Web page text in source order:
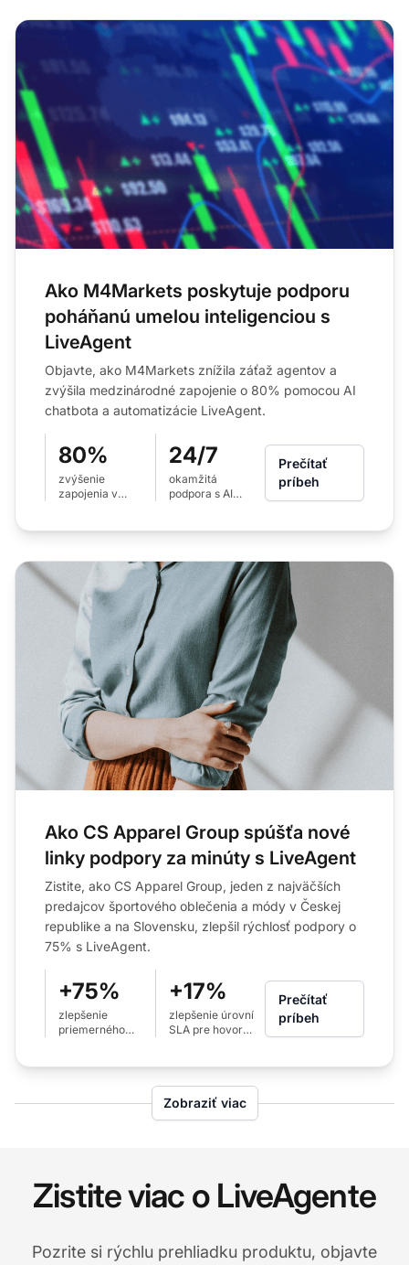
Ako M4Markets poskytuje podporu
poháňanú umelou inteligenciou s
LiveAgent
Objavte, ako M4Markets znížila záťaž agentov a
zvýšila medzinárodné zapojenie o 80% pomocou AI
chatbota a automatizácie LiveAgent.
80%
zvýšenie
zapojenia v
24/7
okamžitá
podpora s AI
Prečítať
príbeh
Ako CS Apparel Group spúšťa nové
linky podpory za minúty s LiveAgent
Zistite, ako CS Apparel Group, jeden z najväčších
predajcov športového oblečenia a módy v Českej
republike a na Slovensku, zlepšil rýchlosť podpory o
75% s LiveAgent.
+75%
zlepšenie
priemerného
+17%
zlepšenie úrovní
SLA pre hovory
Prečítať
príbeh
Zobraziť viac
Zistite viac o LiveAgente
Pozrite si rýchlu prehliadku produktu, objavte